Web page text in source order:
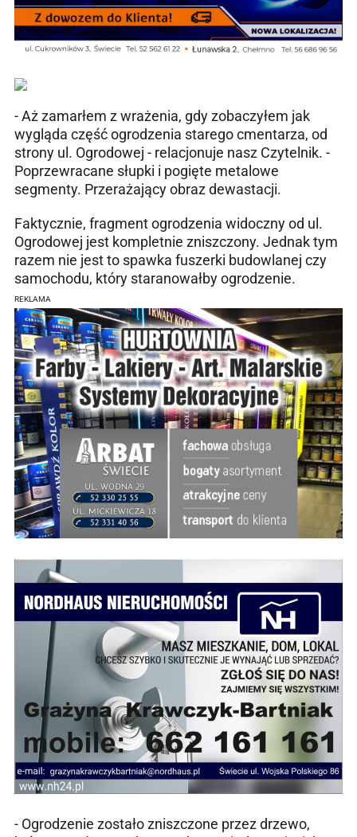
- Aż zamarłem z wrażenia, gdy zobaczyłem jak
wygląda część ogrodzenia starego cmentarza, od
strony ul. Ogrodowej - relacjonuje nasz Czytelnik. -
Poprzewracane słupki i pogięte metalowe
segmenty. Przerażający obraz dewastacji.
Faktycznie, fragment ogrodzenia widoczny od ul.
Ogrodowej jest kompletnie zniszczony. Jednak tym
razem nie jest to spawka fuszerki budowlanej czy
samochodu, który staranowałby ogrodzenie.
REKLAMA
- Ogrodzenie zostało zniszczone przez drzewo,